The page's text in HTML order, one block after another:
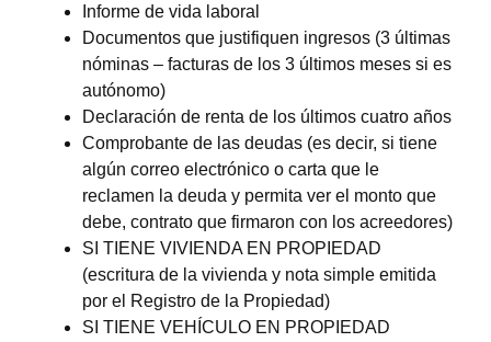
Informe de vida laboral
Documentos que justifiquen ingresos (3 últimas
nóminas – facturas de los 3 últimos meses si es
autónomo)
Declaración de renta de los últimos cuatro años
Comprobante de las deudas (es decir, si tiene
algún correo electrónico o carta que le
reclamen la deuda y permita ver el monto que
debe, contrato que firmaron con los acreedores)
SI TIENE VIVIENDA EN PROPIEDAD
(escritura de la vivienda y nota simple emitida
por el Registro de la Propiedad)
SI TIENE VEHÍCULO EN PROPIEDAD